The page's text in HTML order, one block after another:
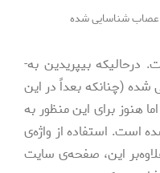
اعصاب شناسایی شده
این بخش تا حدی گمراه‌­کننده است. درحالیکه بیپریدین به‌­
شده (چنانکه بعداً در این
هنوز برای این منظور به­‌
است. استفاده از واژه‌­ی
این، صفحه­‌ی سایت